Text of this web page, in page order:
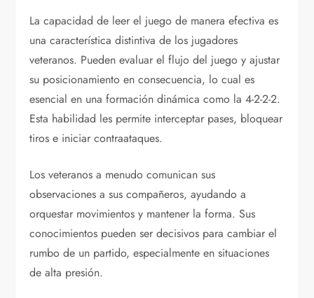
La capacidad de leer el juego de manera efectiva es
una característica distintiva de los jugadores
veteranos. Pueden evaluar el flujo del juego y ajustar
su posicionamiento en consecuencia, lo cual es
esencial en una formación dinámica como la 4-2-2-2.
Esta habilidad les permite interceptar pases, bloquear
tiros e iniciar contraataques.
Los veteranos a menudo comunican sus
observaciones a sus compañeros, ayudando a
orquestar movimientos y mantener la forma. Sus
conocimientos pueden ser decisivos para cambiar el
rumbo de un partido, especialmente en situaciones
de alta presión.